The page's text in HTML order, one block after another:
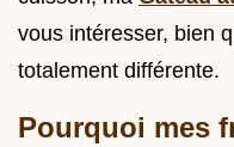
vous intéresser, bien
totalement différente.
Pourquoi mes